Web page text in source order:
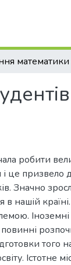
робити
і це
Значно
країні.
того
Істотне